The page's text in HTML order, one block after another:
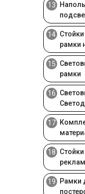
13
14
рамки
15
рамки
16
17
18
19
Рамки